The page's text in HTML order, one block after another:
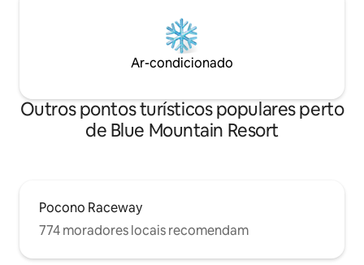
Ar-condicionado
Outros pontos turísticos populares perto
de Blue Mountain Resort
Pocono Raceway
774 moradores locais recomendam